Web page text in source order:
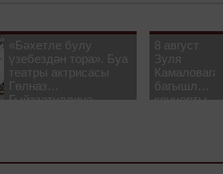
«Бәхетле булу
үзебездән тора». Буа
театры актрисасы
Гөлназ
Гыйззәтуллина-
8 август
Зуля
Камаловага
багышлау
концерты